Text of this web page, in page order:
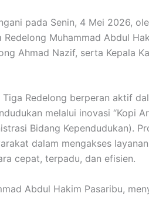
pada Senin, 4 Mei 2026,
Muhammad Abdul
Ahmad Nazif, serta Kepala
Redelong berperan aktif
melalui inovasi “Kopi
Bidang Kependudukan).
dalam mengakses
cepat, terpadu, dan efisien.
Abdul Hakim Pasaribu,